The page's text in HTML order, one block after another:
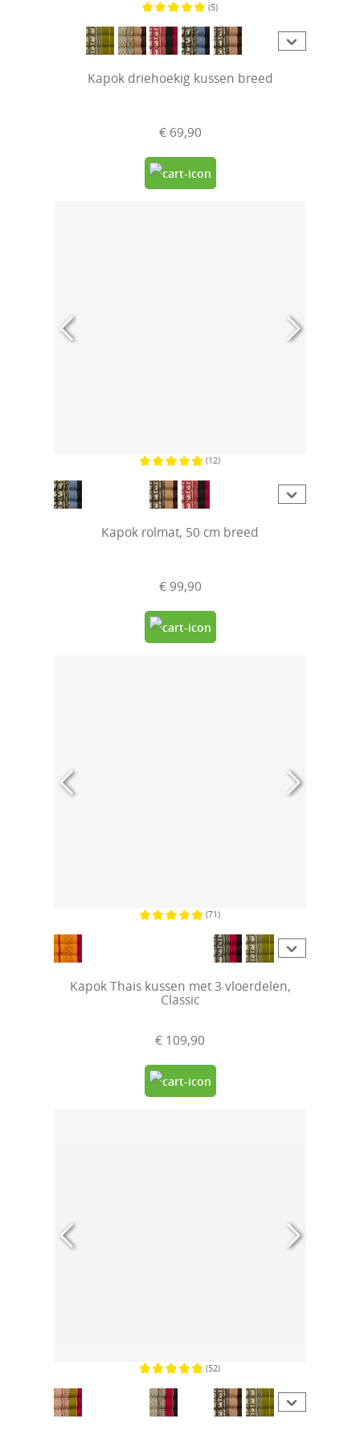
(5)
Kapok driehoekig kussen breed
€ 69,90
(12)
Kapok rolmat, 50 cm breed
€ 99,90
(71)
Kapok Thais kussen met 3 vloerdelen,
Classic
€ 109,90
(52)